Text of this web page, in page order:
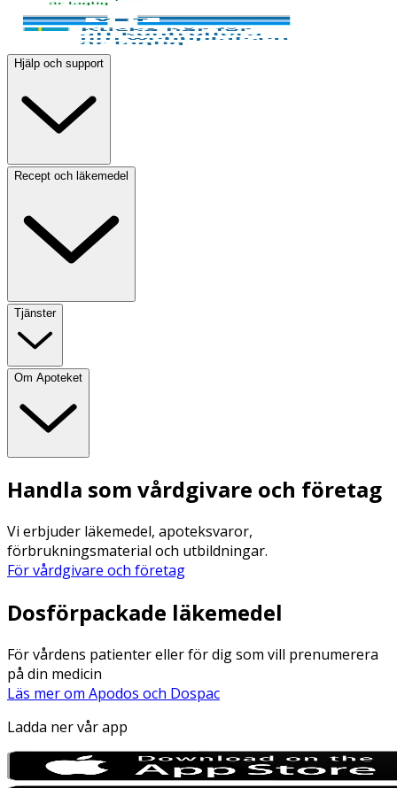
Hjälp och support
Recept och läkemedel
Tjänster
Om Apoteket
Handla som vårdgivare och företag
Vi erbjuder läkemedel, apoteksvaror,
förbrukningsmaterial och utbildningar.
För vårdgivare och företag
Dosförpackade läkemedel
För vårdens patienter eller för dig som vill prenumerera
på din medicin
Läs mer om Apodos och Dospac
Ladda ner vår app